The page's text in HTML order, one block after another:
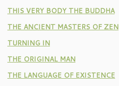
THIS VERY BODY THE BUDDHA
THE ANCIENT MASTERS OF ZEN
TURNING IN
THE ORIGINAL MAN
THE LANGUAGE OF EXISTENCE